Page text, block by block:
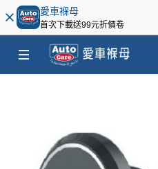
愛車褓母
首次下載送99元折價卷